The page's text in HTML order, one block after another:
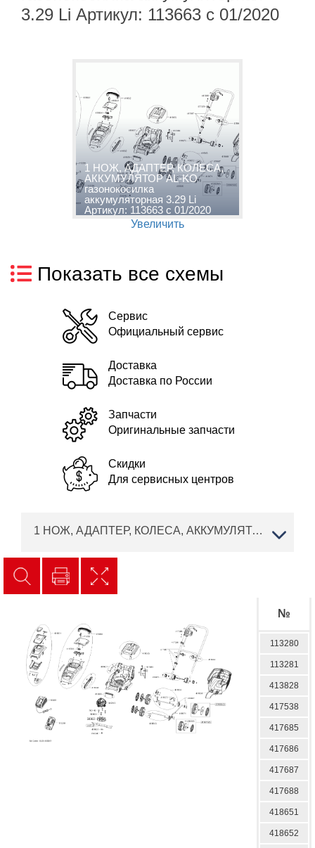
3.29 Li Артикул: 113663 с 01/2020
1 НОЖ, АДАПТЕР, КОЛЕСА,
АККУМУЛЯТОР AL-KO
газонокосилка
аккумуляторная 3.29 Li
Артикул: 113663 с 01/2020
Увеличить
Показать все схемы
Сервис
Официальный сервис
Доставка
Доставка по России
Запчасти
Оригинальные запчасти
Скидки
Для сервисных центров
1 НОЖ, АДАПТЕР, КОЛЕСА, АККУМУЛЯТОР AL-KO газонокосилка аккумуляторная 3.29 Li Артикул: 113663 с 01/2020
№
113280
113281
413828
417538
417685
417686
417687
417688
418651
418652